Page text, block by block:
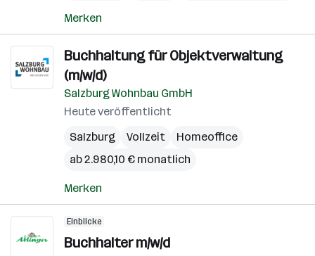
Merken
Buchhaltung für Objektverwaltung
(m/w/d)
Salzburg Wohnbau GmbH
Heute veröffentlicht
Salzburg
Vollzeit
Homeoffice
ab 2.980,10 € monatlich
Merken
Einblicke
Buchhalter m/w/d